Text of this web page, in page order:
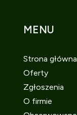
MENU
Strona główna
Oferty
Zgłoszenia
O firmie